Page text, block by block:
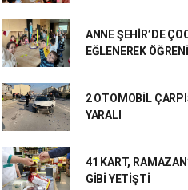
ANNE ŞEHİR’DE
EĞLENEREK
2 OTOMOBİL
YARALI
41 KART,
GİBİ YETİŞTİ